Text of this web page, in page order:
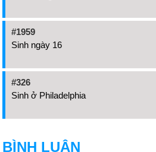
#1959
Sinh ngày 16
#326
Sinh ở Philadelphia
BÌNH LUẬN